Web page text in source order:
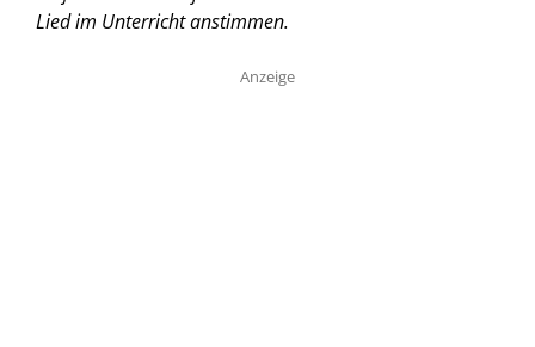
Lied im Unterricht anstimmen.
Anzeige